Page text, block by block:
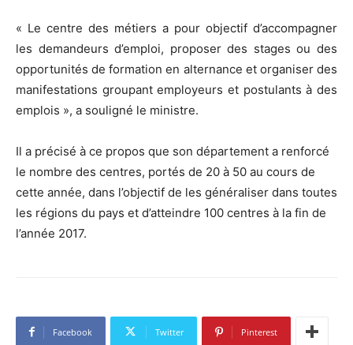
« Le centre des métiers a pour objectif d’accompagner
les demandeurs d’emploi, proposer des stages ou des
opportunités de formation en alternance et organiser des
manifestations groupant employeurs et postulants à des
emplois », a souligné le ministre.
Il a précisé à ce propos que son département a renforcé
le nombre des centres, portés de 20 à 50 au cours de
cette année, dans l’objectif de les généraliser dans toutes
les régions du pays et d’atteindre 100 centres à la fin de
l’année 2017.
Facebook Twitter Pinterest